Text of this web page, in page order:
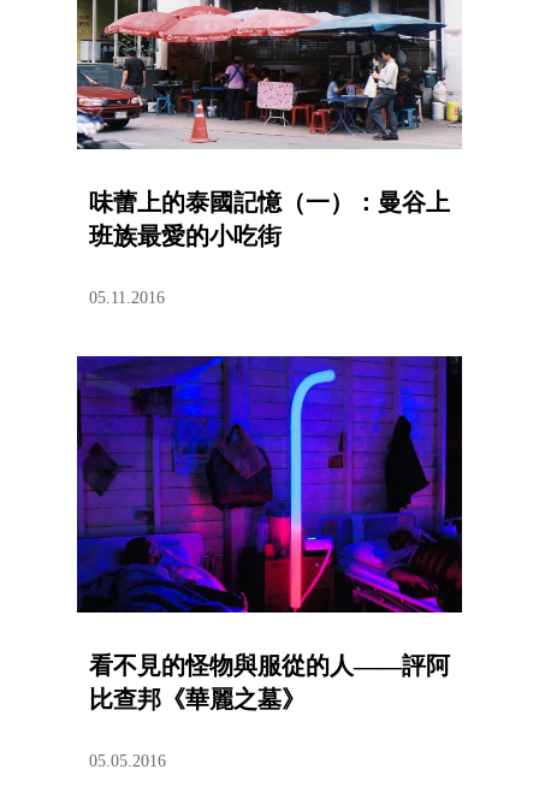
味蕾上的泰國記憶（一）：曼谷上
班族最愛的小吃街
05.11.2016
看不見的怪物與服從的人——評阿
比查邦《華麗之墓》
05.05.2016